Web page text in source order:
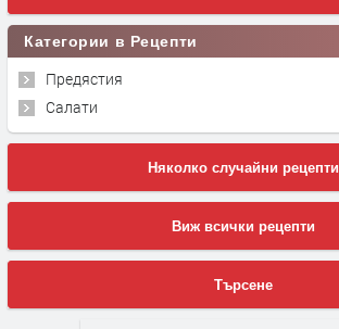
Категории в Рецепти
Предястия
Салати
Няколко случайни рецепти
Виж всички рецепти
Търсене